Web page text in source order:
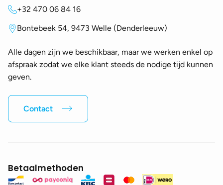
+32 470 06 84 16
Bontebeek 54, 9473 Welle (Denderleeuw)
Alle dagen zijn we beschikbaar, maar we werken enkel op
afspraak zodat we elke klant steeds de nodige tijd kunnen
geven.
Contact
Betaalmethoden